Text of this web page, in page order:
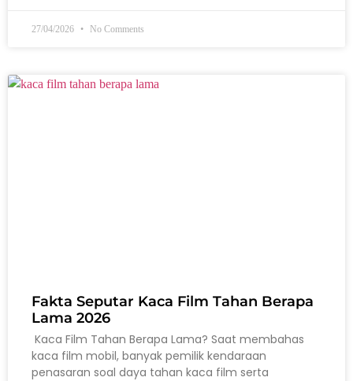
27/04/2026 No Comments
Fakta Seputar Kaca Film Tahan Berapa
Lama 2026
Kaca Film Tahan Berapa Lama? Saat membahas
kaca film mobil, banyak pemilik kendaraan
penasaran soal daya tahan kaca film serta